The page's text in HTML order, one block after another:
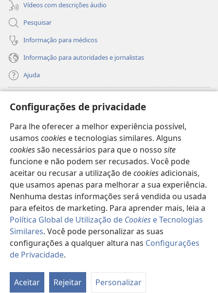
Configurações de privacidade
Para lhe oferecer a melhor experiência possível,
usamos cookies e tecnologias similares. Alguns
cookiessão necessários para que o nosso site
funcione e não podem ser recusados. Você pode
aceitar ou recusar a utilização decookiesadicionais,
que usamos apenas para melhorar a sua experiência.
Nenhuma destas informações será vendida ou usada
para efeitos de marketing. Para aprender mais, leia a
Política Global de Utilização de Cookies e Tecnologias
Similares. Você pode personalizar as suas
configurações a qualquer altura nas Configurações
de Privacidade.
Aceitar Rejeitar Personalizar
Vídeos com descrições áudio
Pesquisar
Informação para médicos
Informação para autoridades e jornalistas
Ajuda
(abre
uma
nova
janela)
BibliotecaOnline da Torre de Vigia™
(abre
uma
nova
janela)
JW Hub
(abre
uma
nova JW Library
Watchtower Library
Copyright © 2026 Watch Tower Bible and Tract Society of Pennsylvania.
TERMOS DE UTILIZAÇÃO
CONFIGURAÇÕES DE PRIVACIDADE